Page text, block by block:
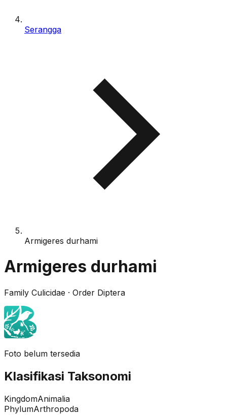
Serangga
Armigeres durhami
Armigeres durhami
Family Culicidae · Order Diptera
Foto belum tersedia
Klasifikasi Taksonomi
KingdomAnimalia
PhylumArthropoda